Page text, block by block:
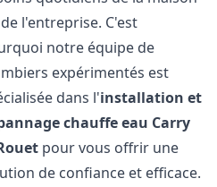
l'entreprise. C'est
notre équipe de
expérimentés est
dans l'installation et
chauffe eau Carry
pour vous offrir une
de confiance et efficace.